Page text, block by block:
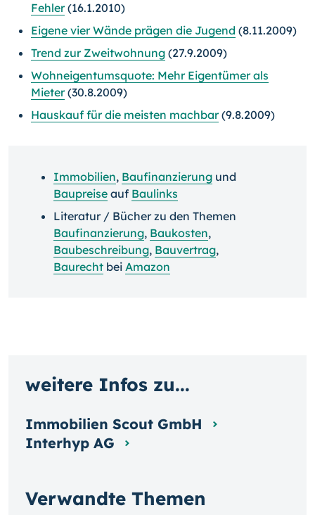
Fehler(16.1.2010)
Eigene vier Wände prägen die Jugend (8.11.2009)
Trend zur Zweitwohnung (27.9.2009)
Wohneigentumsquote: Mehr Eigentümer als
Mieter(30.8.2009)
Hauskauf für die meisten machbar(9.8.2009)
Immobilien, Baufinanzierung und
Baupreise auf Baulinks
Literatur / Bücher zu den Themen
Baufinanzierung, Baukosten,
Baubeschreibung, Bauvertrag,
Baurecht bei Amazon
Verwandte Themen
weitere Infos zu...
Immobilien Scout GmbH
Interhyp AG